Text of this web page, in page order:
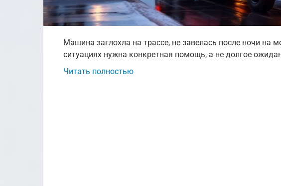
Машина заглохла на трассе, не завелась после ночи на
ситуациях нужна конкретная помощь, а не долгое
Читать полностью